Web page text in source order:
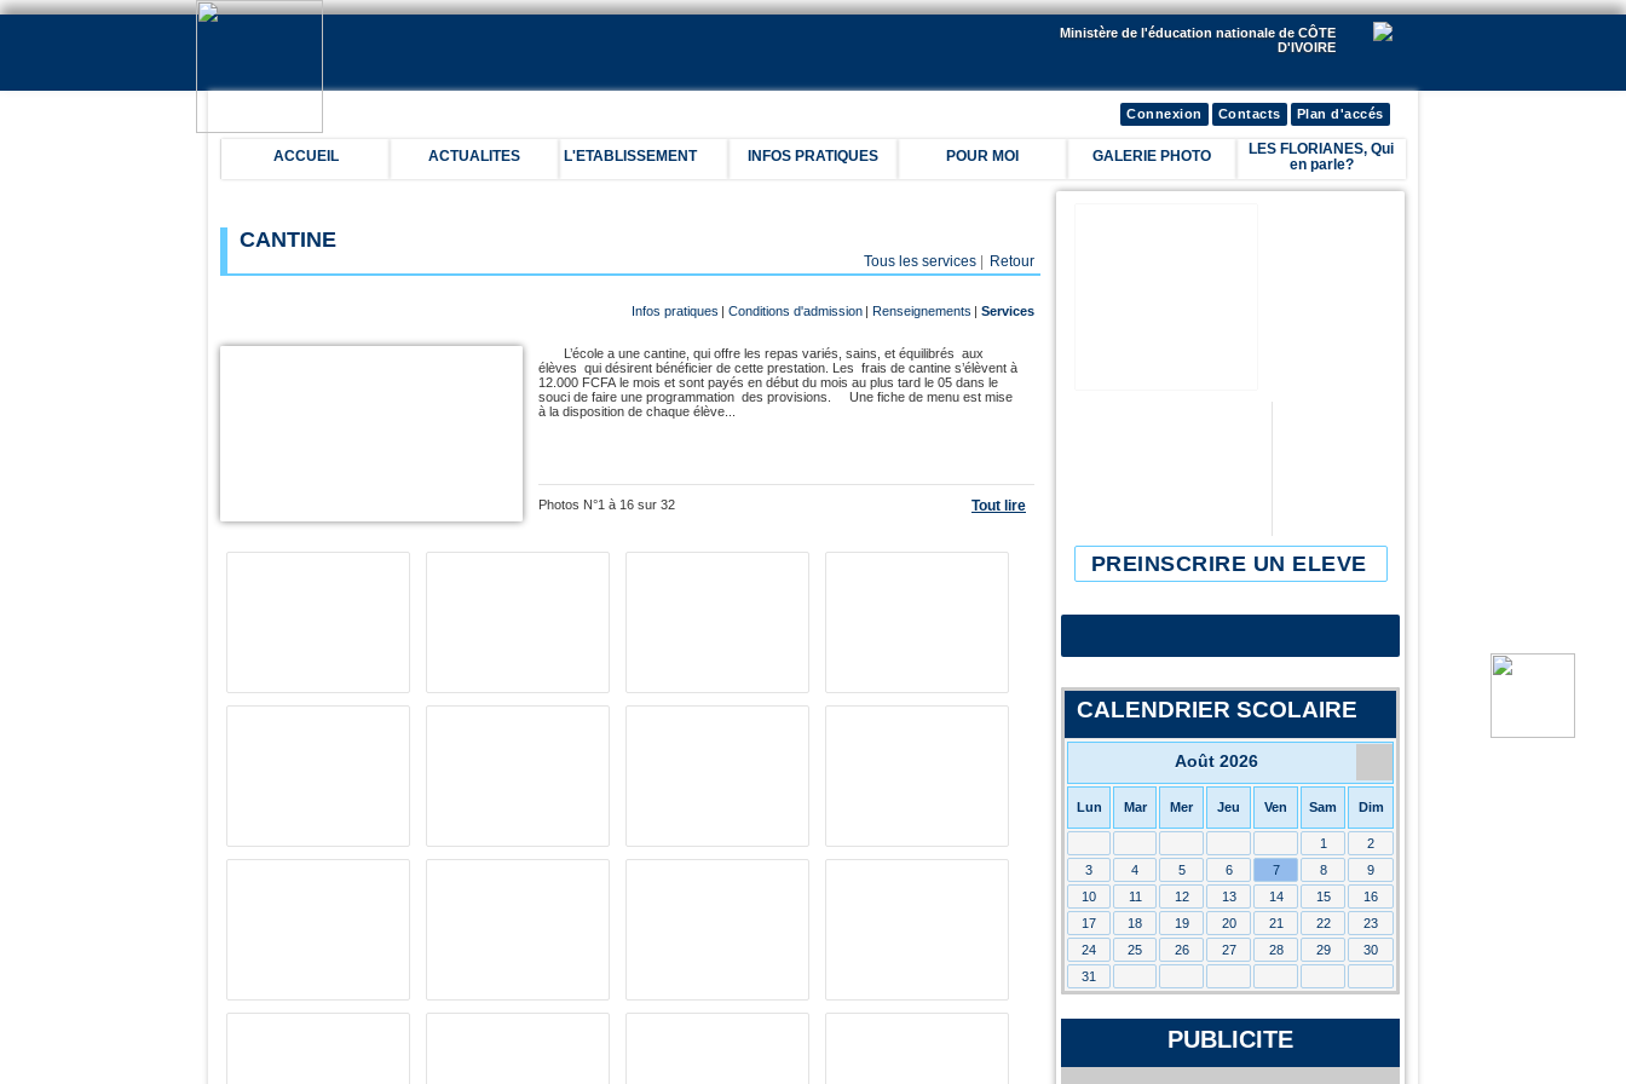
Ministère de l'éducation nationale de CÔTE
D'IVOIRE
Connexion Contacts Plan d'accés
ACCUEIL ACTUALITES L'ETABLISSEMENT INFOS PRATIQUES POUR MOI GALERIE PHOTO
LES FLORIANES, Qui
en parle?
CANTINE
Retour
Tous les services
| Services
| Renseignements
| Conditions d'admission
Infos pratiques
L’école a une cantine, qui offre les repas variés, sains, et équilibrés aux
élèves qui désirent bénéficier de cette prestation. Les frais de cantine s’élèvent à
12.000 FCFA le mois et sont payés en début du mois au plus tard le 05 dans le
souci de faire une programmation des provisions. Une fiche de menu est mise
à la disposition de chaque élève...
Photos N°1 à 16 sur 32 Tout lire
PREINSCRIRE UN ELEVE
CALENDRIER SCOLAIRE
Août 2026
Lun Mar Mer Jeu Ven Sam Dim
1
2
3
4 5 6 7 8
9
10
11 12 13 14 15
16
17
18 19 20 21 22
23
24
25 26 27 28 29
30
31
PUBLICITE